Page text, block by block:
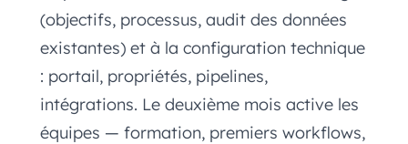
(objectifs, processus, audit des données
existantes) et à la configuration technique
: portail, propriétés, pipelines,
intégrations. Le deuxième mois active les
équipes — formation, premiers workflows,